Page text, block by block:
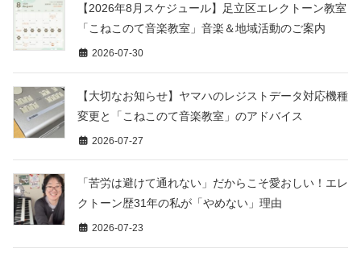
【2026年8月スケジュール】足立区エレクトーン教室
「こねこのて音楽教室」音楽＆地域活動のご案内
2026-07-30
【大切なお知らせ】ヤマハのレジストデータ対応機種
変更と「こねこのて音楽教室」のアドバイス
2026-07-27
「苦労は避けて通れない」だからこそ愛おしい！エレ
クトーン歴31年の私が「やめない」理由
2026-07-23